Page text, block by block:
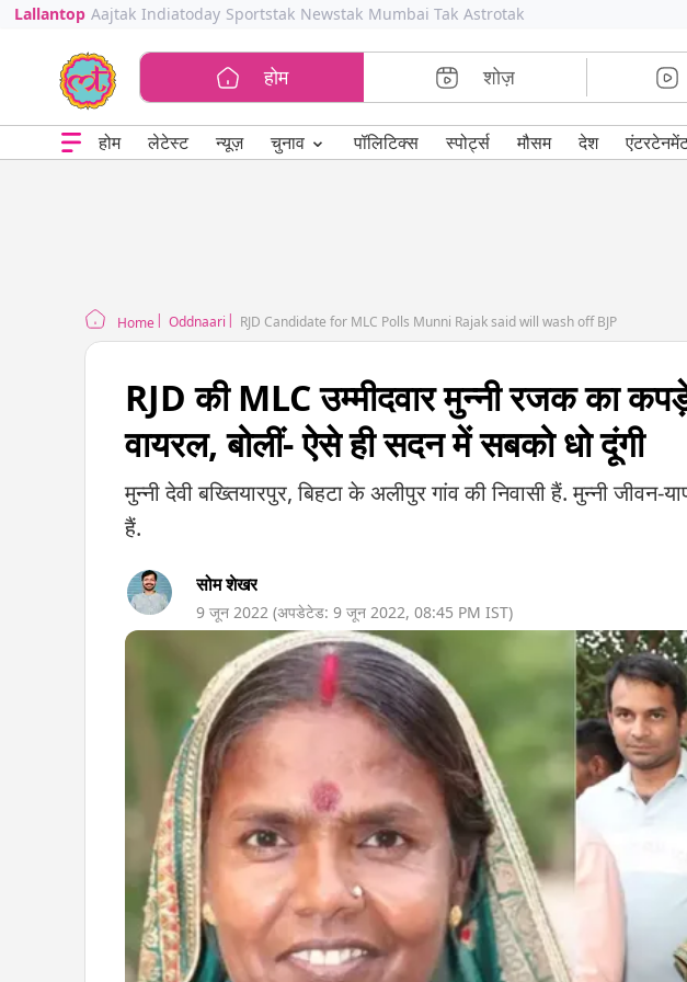
Lallantop Aajtak Indiatoday Sportstak Newstak Mumbai Tak Astrotak
होम शोज़
होम लेटेस्ट न्यूज़ चुनाव ⌄ पॉलिटिक्स स्पोर्ट्स मौसम देश
Home Oddnaari RJD Candidate for MLC Polls Munni Rajak said will wash off BJP
RJD की MLC उम्मीदवार मुन्नी रजक का
वायरल, बोलीं- ऐसे ही सदन में सबको धो दूंगी
मुन्नी देवी बख्तियारपुर, बिहटा के अलीपुर गांव की निवासी हैं. मुन्नी
हैं.
सोम शेखर
9 जून 2022 (अपडेटेड: 9 जून 2022, 08:45 PM IST)